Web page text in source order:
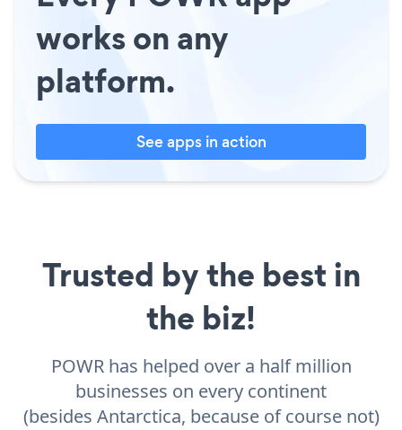
works on any
platform.
See apps in action
Trusted by the best in
the biz!
POWR has helped over a half million
businesses on every continent
(besides Antarctica, because of course not)